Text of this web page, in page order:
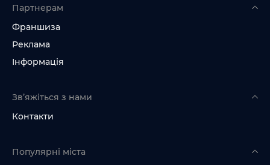
Партнерам
Франшиза
Реклама
Інформація
Зв’яжіться з нами
Контакти
Популярні міста